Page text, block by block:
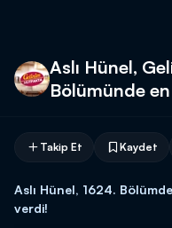
Aslı Hünel,
Bölümünde
Takip Et Kaydet
Aslı Hünel, 1624.
verdi!